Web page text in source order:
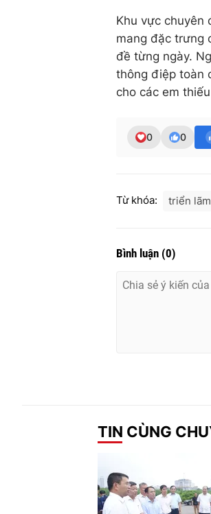
Khu vực chuyên
mang đặc trưng
đề từng ngày.
thông điệp toàn
cho các em
0 0
Từ khóa: triển
Bình luận (0)
TIN CÙNG